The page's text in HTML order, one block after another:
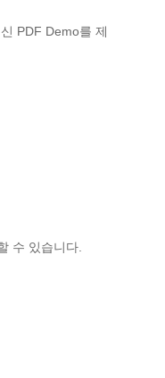
PDF Demo를 제
수 있습니다.